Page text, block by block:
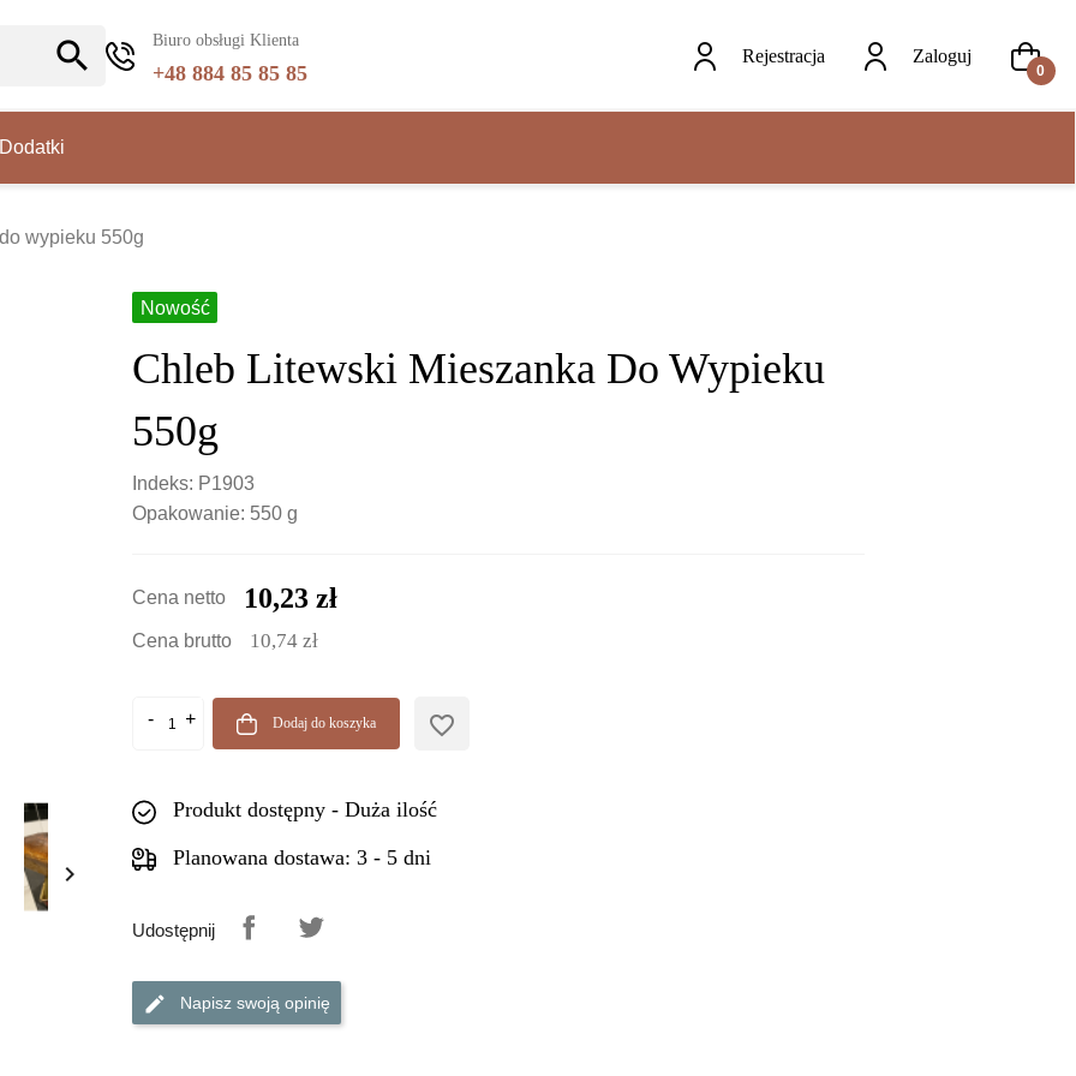
search Biuro obsługi Klienta
+48 884 85 85 85
Rejestracja Zaloguj
0
Dodatki
wypieku 550g

Nowość
Chleb Litewski Mieszanka Do Wypieku
550g
Indeks: P1903
Opakowanie: 550 g
Cena netto 10,23 zł
Cena brutto 10,74 zł
Dodaj do koszyka favorite_border
Produkt dostępny - Duża ilość
Planowana dostawa: 3 - 5 dni
Udostępnij
Napisz swoją opinię